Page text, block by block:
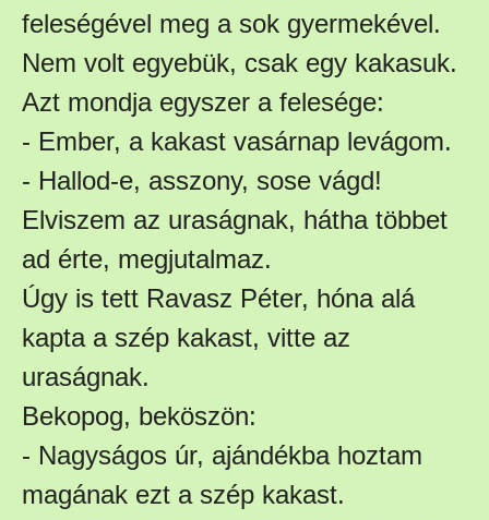
feleségével meg a sok gyermekével.
Nem volt egyebük, csak egy kakasuk.
Azt mondja egyszer a felesége:
- Ember, a kakast vasárnap levágom.
- Hallod-e, asszony, sose vágd!
Elviszem az uraságnak, hátha többet
ad érte, megjutalmaz.
Úgy is tett Ravasz Péter, hóna alá
kapta a szép kakast, vitte az
uraságnak.
Bekopog, beköszön:
- Nagyságos úr, ajándékba hoztam
magának ezt a szép kakast.